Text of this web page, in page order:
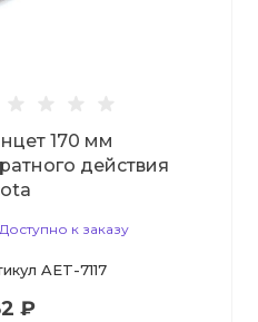
170 мм
действия
Доступно к заказу
AET-7117
₽